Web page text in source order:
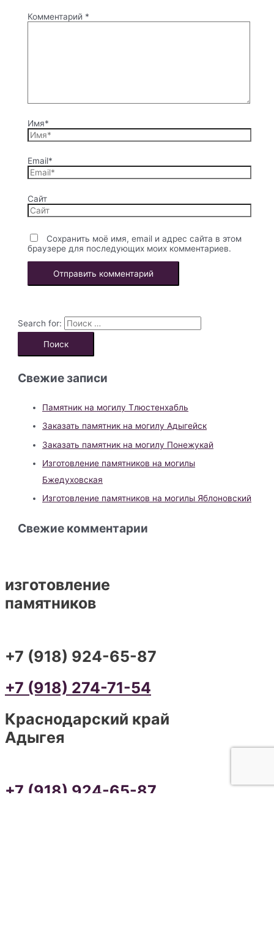
Комментарий *
Имя*
Email*
Сайт
Сохранить моё имя, email и адрес сайта в этом
браузере для последующих моих комментариев.
Search for:
Свежие записи
Памятник на могилу Тлюстенхабль
Заказать памятник на могилу Адыгейск
Заказать памятник на могилу Понежукай
Изготовление памятников на могилы
Бжедуховская
Изготовление памятников на могилы Яблоновский
Свежие комментарии
изготовление
памятников
+7 (918) 924-65-87
+7 (918) 274-71-54
Краснодарский край
Адыгея
+7 (918) 924-65-87